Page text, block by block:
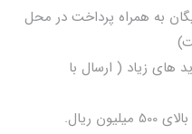
به همراه پرداخت در محل
های زیاد ( ارسال با
ریال.